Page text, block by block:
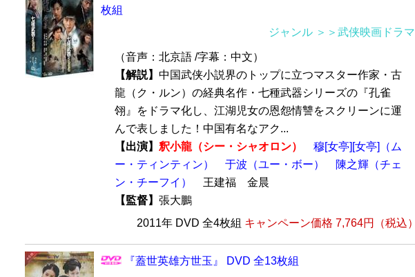
枚組
ジャンル ＞＞武侠映画ドラマ
（音声：北京語 /字幕：中文）
【解説】 中国武侠小説界のトップに立つマスター作家・古
龍（ク・ルン）の経典名作・七種武器シリーズの『孔雀
翎』をドラマ化し、江湖児女の恩怨情讐をスクリーンに運
んで表しました！中国有名なアク...
【出演】 釈小龍（シー・シャオロン）
穆[女亭][女亭]（ム
ー・ティンティン）
于波（ユー・ボー）
陳之輝（チェ
ン・チーフイ）
王建福 金晨
【監督】 張大鵬
2011年 DVD 全4枚組 キャンペーン価格 7,764円（税込）
『蓋世英雄方世玉』 DVD 全13枚組